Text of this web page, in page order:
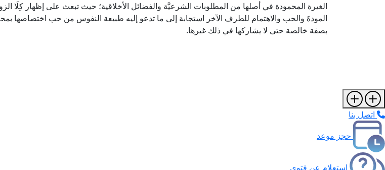
الغيرة المحمودة في أصلها من المطلوبات الشرعيَّة والفضائل الأخلاقية؛ حيث تبعث على إظهار كِلَا
المودةَ والحب والاهتمام للطرف الآخر استجابة إلى ما تدعو إليه طبيعة النفوس من حب اختصاصها
بصفة خالصة حتى لا يشاركها في ذلك غيرها.
اتصل بنا
حجز موعد
استعلام عن فتوى